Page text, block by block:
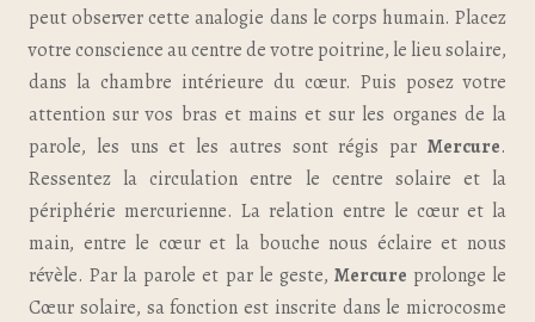
peut observer cette analogie dans le corps humain. Placez
votre conscience au centre de votre poitrine, le lieu solaire,
dans la chambre intérieure du cœur. Puis posez votre
attention sur vos bras et mains et sur les organes de la
parole, les uns et les autres sont régis par Mercure.
Ressentez la circulation entre le centre solaire et la
périphérie mercurienne. La relation entre le cœur et la
main, entre le cœur et la bouche nous éclaire et nous
révèle. Par la parole et par le geste, Mercure prolonge le
Cœur solaire, sa fonction est inscrite dans le microcosme